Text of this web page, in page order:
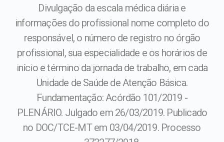
Hino Oficial
Cultura e costumes
Plano Institucional
Secretaria Assistência
Social
Secretaria de Administração
Secretaria de Educação
Secretaria de Fazenda
Secretaria de Obras
Divulgação da escala médica diária e
informações do profissional nome completo do
responsável, o número de registro no órgão
profissional, sua especialidade e os horários de
início e término da jornada de trabalho, em cada
Unidade de Saúde de Atenção Básica.
Fundamentação: Acórdão 101/2019 -
PLENÁRIO. Julgado em 26/03/2019. Publicado
no DOC/TCE-MT em 03/04/2019. Processo